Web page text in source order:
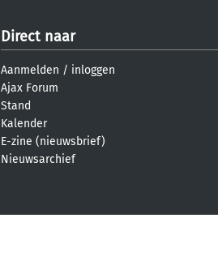
Direct naar
Aanmelden / inloggen
Ajax Forum
Stand
Kalender
E-zine (nieuwsbrief)
Nieuwsarchief